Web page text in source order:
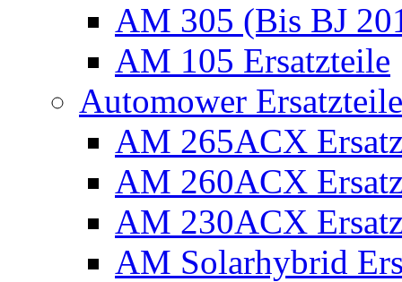
AM 305 (Bis BJ
AM 105 Ersatzteile
Automower
AM 265ACX
AM 260ACX
AM 230ACX
AM Solarhybrid